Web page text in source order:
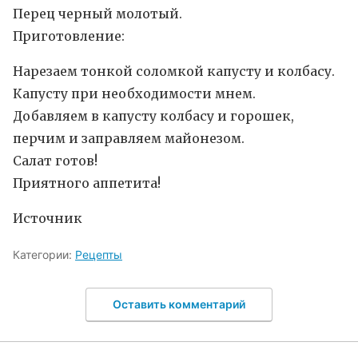
Перец черный молотый.
Приготовление:
Нарезаем тонкой соломкой капусту и колбасу.
Капусту при необходимости мнем.
Добавляем в капусту колбасу и горошек,
перчим и заправляем майонезом.
Салат готов!
Приятного аппетита!
Источник
Категории: Рецепты
Оставить комментарий